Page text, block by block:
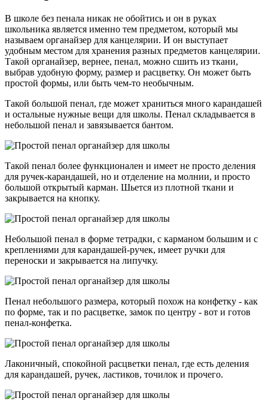
В школе без пенала никак не обойтись и он в руках
школьника является именно тем предметом, который мы
называем органайзер для канцелярии. И он выступает
удобным местом для хранения разных предметов канцелярии.
Такой органайзер, вернее, пенал, можно сшить из ткани,
выбрав удобную форму, размер и расцветку. Он может быть
простой формы, или быть чем-то необычным.
Такой большой пенал, где может храниться много карандашей
и остальные нужные вещи для школы. Пенал складывается в
небольшой пенал и завязывается бантом.
Такой пенал более функционален и имеет не просто деления
для ручек-карандашей, но и отделение на молнии, и просто
большой открытый карман. Шьется из плотной ткани и
закрывается на кнопку.
Небольшой пенал в форме тетрадки, с карманом большим и с
креплениями для карандашей-ручек, имеет ручки для
переноски и закрывается на липучку.
Пенал небольшого размера, который похож на конфетку - как
по форме, так и по расцветке, замок по центру - вот и готов
пенал-конфетка.
Лаконичный, спокойной расцветки пенал, где есть деления
для карандашей, ручек, ластиков, точилок и прочего.